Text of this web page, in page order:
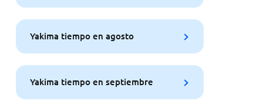
Yakima tiempo en agosto
Yakima tiempo en septiembre